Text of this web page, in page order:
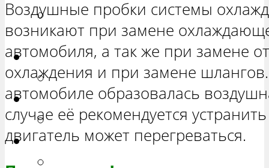
РЕМОНТ ВАЗ 2131 «НИВА
ЧЕТЫРЕХ-ДВЕРНАЯ»
Гранта
РЕМОНТ ВАЗ 2190 «ГРАНТА»
Ока
РЕМОНТ ВАЗ 1111 «ОКА»
Ларгус
РЕМОНТ ЛАДА ЛАРГУС
Воздушные пробки системы
возникают при замене
автомобиля, а так же при замене
охлаждения и при замене
автомобиле образовалась
случае её рекомендуется
двигатель может перегреваться.